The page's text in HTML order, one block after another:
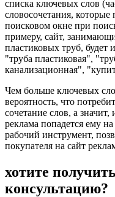
списка ключевых слов
словосочетания,
поисковом окне при
примеру, сайт,
пластиковых труб, будет
"труба пластиковая",
канализационная",
Чем больше ключевых
вероятность, что
сочетание слов, а
реклама попадется ему
рабочий инструмент,
покупателя на сайт
хотите
консультацию?